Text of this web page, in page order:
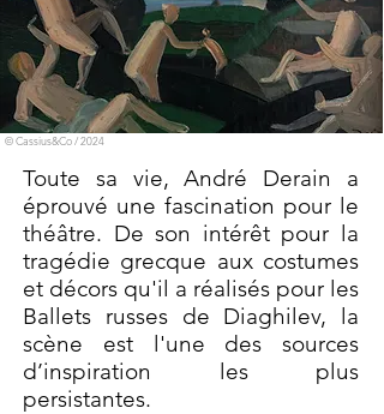
© Cassius&Co / 2024
Toute sa vie, André Derain a
éprouvé une fascination pour le
théâtre. De son intérêt pour la
tragédie grecque aux costumes
et décors qu'il a réalisés pour les
Ballets russes de Diaghilev, la
scène est l'une des sources
d’inspiration les plus
persistantes.